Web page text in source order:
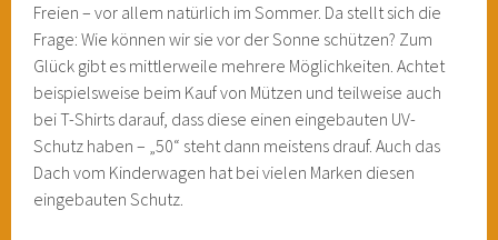
Freien – vor allem natürlich im Sommer. Da stellt sich die
Frage: Wie können wir sie vor der Sonne schützen? Zum
Glück gibt es mittlerweile mehrere Möglichkeiten. Achtet
beispielsweise beim Kauf von Mützen und teilweise auch
bei T-Shirts darauf, dass diese einen eingebauten UV-
Schutz haben – „50“ steht dann meistens drauf. Auch das
Dach vom Kinderwagen hat bei vielen Marken diesen
eingebauten Schutz.